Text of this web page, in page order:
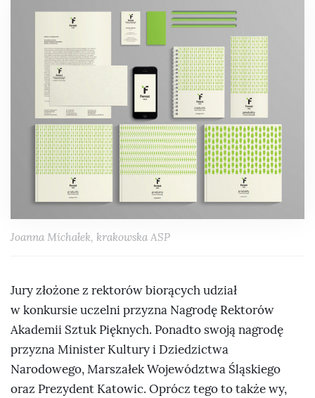
Joanna Michałek, krakowska ASP
Jury złożone z rektorów biorących udział
w konkursie uczelni przyzna Nagrodę Rektorów
Akademii Sztuk Pięknych. Ponadto swoją nagrodę
przyzna Minister Kultury i Dziedzictwa
Narodowego, Marszałek Województwa Śląskiego
oraz Prezydent Katowic. Oprócz tego to także wy,